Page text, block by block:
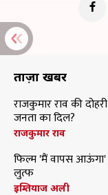
ताज़ा खबरें
राजकुमार राव की
जनता का दिल?
राजकुमार राव
फिल्म 'मैं वापस आऊंगा'
लुत्फ
इम्तियाज अली